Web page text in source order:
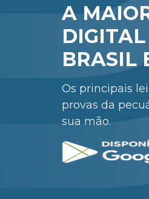
A
BRASIL
Os principais
provas da
sua mão.